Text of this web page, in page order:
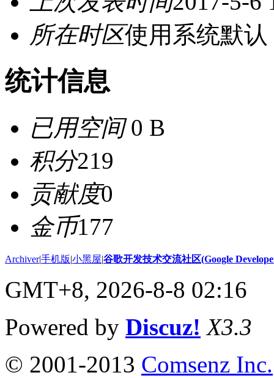
所在时区使用系统默认
统计信息
已用空间0 B
积分219
贡献度0
金币177
Archiver|手机版|小黑屋|谷歌开发技术交流社区(Google
GMT+8, 2026-8-8 02:16
Powered by Discuz! X3.3
© 2001-2013 Comsenz Inc.